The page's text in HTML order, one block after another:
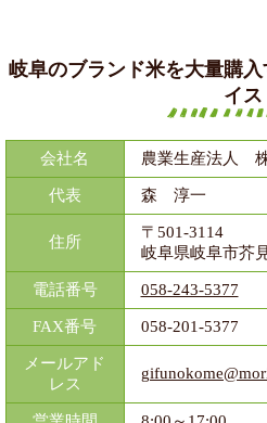
岐阜のブランド米を大量購
イス
会社名 農業生産法人
代表 森 淳一
住所
〒501-3114
岐阜県岐阜市芥
電話番号 058-243-5377
FAX番号 058-201-5377
メールアド
レス